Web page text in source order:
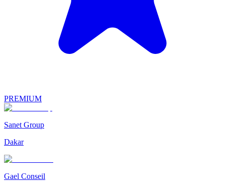
PREMIUM
Sanet Group
Dakar
Gael Conseil